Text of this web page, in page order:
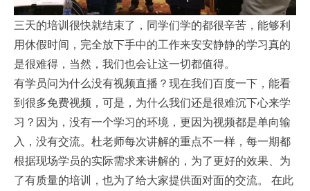
三天的培训很快就结束了，同学们学的都很辛苦，能够利
用休假时间，完全放下手中的工作来安安静静的学习真的
是很难得，当然，我们也会让这一切都值得。
有学员问为什么没有视频直播？现在我们百度一下，能看
到很多免费视频，可是，为什么我们还是很难沉下心来学
习？因为，没有一个学习的环境，更因为视频都是单向输
入，没有交流。杜老师每次讲解的重点不一样，每一期都
根据现场学员的实际需求来讲解的，为了更好的效果、为
了有质量的培训，也为了给大家提供面对面的交流。
在此